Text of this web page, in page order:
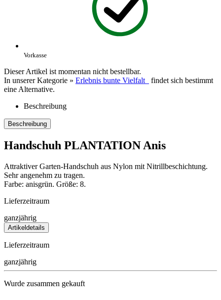
Vorkasse
Dieser Artikel ist momentan nicht bestellbar.
In unserer Kategorie » Erlebnis bunte Vielfalt
findet sich bestimmt
eine Alternative.
Beschreibung
Beschreibung
Handschuh PLANTATION Anis
Attraktiver Garten-Handschuh aus Nylon mit Nitrillbeschichtung.
Sehr angenehm zu tragen.
Farbe: anisgrün. Größe: 8.
Lieferzeitraum
ganzjährig
Artikeldetails
Lieferzeitraum
ganzjährig
Wurde zusammen gekauft